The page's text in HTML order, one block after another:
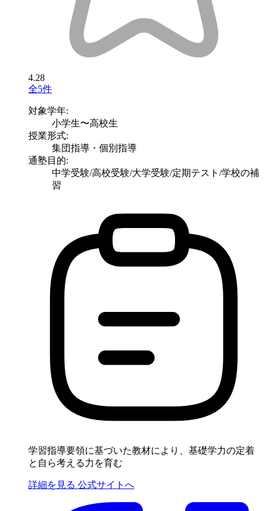
4.28
全5件
対象学年:
小学生〜高校生
授業形式:
集団指導・個別指導
通塾目的:
中学受験/高校受験/大学受験/定期テスト/学校の補
習
学習指導要領に基づいた教材により、基礎学力の定着
と自ら考える力を育む
詳細を見る 公式サイトへ